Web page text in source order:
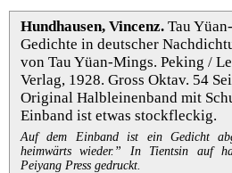
Cart
Terms
Withdrawal
Privacy Policy
Masthead
Hundhausen, Vincenz. Tau
Gedichte in deutscher
von Tau Yüan-Mings. Peking /
Verlag, 1928. Gross Oktav. 54
Original Halbleinenband mit
Einband ist etwas stockfleckig.
Auf dem Einband ist ein Gedicht
heimwärts wieder.” In Tientsin auf
Peiyang Press gedruckt.